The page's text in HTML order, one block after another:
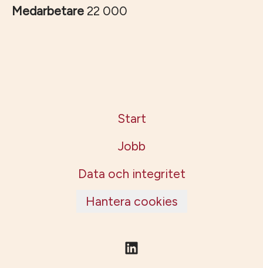
Medarbetare 22 000
Start
Jobb
Data och integritet
Hantera cookies